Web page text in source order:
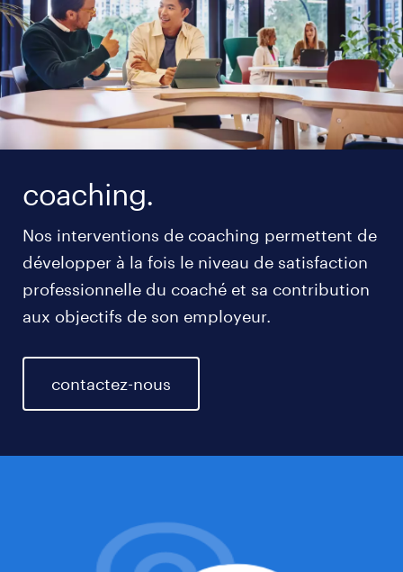
coaching.
Nos interventions de coaching permettent de
développer à la fois le niveau de satisfaction
professionnelle du coaché et sa contribution
aux objectifs de son employeur.
contactez-nous